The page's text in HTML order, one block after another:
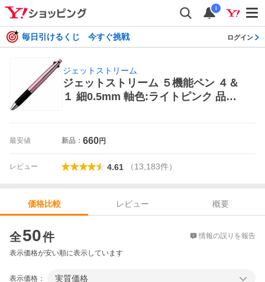
i
毎日引けるくじ 今すぐ挑戦 ログイン
ジェットストリーム
ジェットストリーム ５機能ペン ４＆
１ 細0.5mm 軸色:ライトピンク 品番:
最安値 新品： 660円
レビュー 4.61 （13,183件）
価格比較 レビュー
概要
全50件 情報の誤りを報告
表示価格が安い順に表示しています
表示価格： 実質価格